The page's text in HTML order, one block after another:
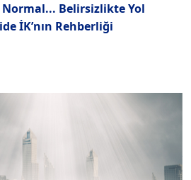
Belirsizlikte Yol
İK’nın Rehberliği